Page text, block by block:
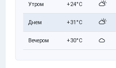
Утром +24°C
Днем +31°C
Вечером +30°C